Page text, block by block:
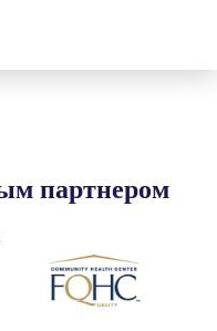
партнером